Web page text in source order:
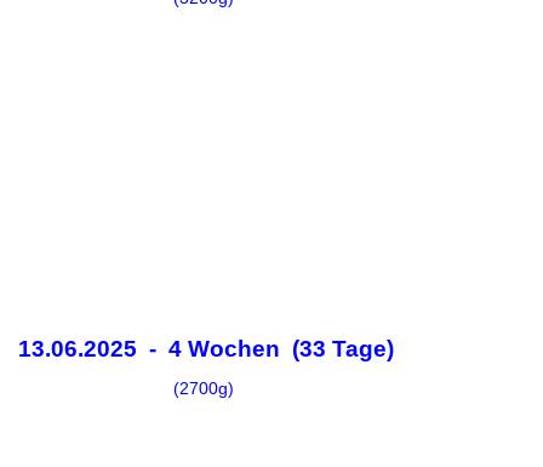
13.06.2025 - 4 Wochen (33 Tage)
(2700g)